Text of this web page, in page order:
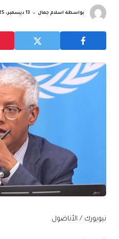
بواسطة اسلام جمال 13 ديسمبر، 2025
نيويورك / الأناضول